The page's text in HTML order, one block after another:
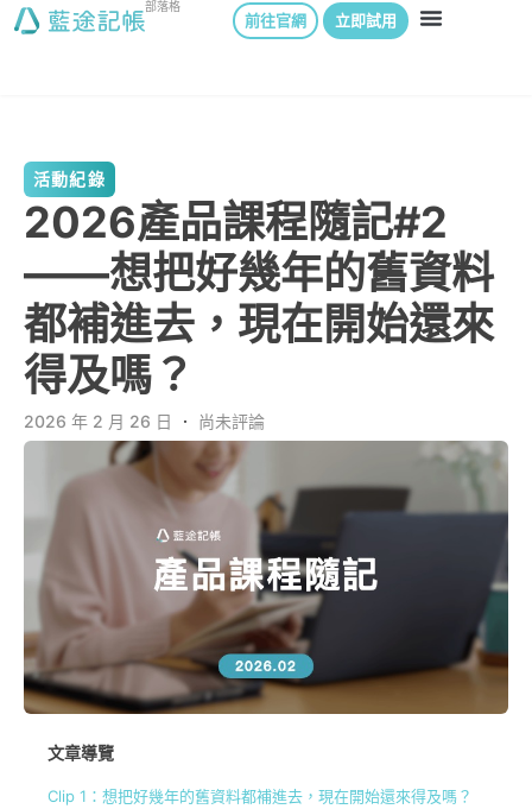
部落格
前往官網 立即試用
活動紀錄
2026產品課程隨記#2
——想把好幾年的舊資料
都補進去，現在開始還來
得及嗎？
2026 年 2 月 26 日 ． 尚未評論
文章導覽
Clip 1：想把好幾年的舊資料都補進去，現在開始還來得及嗎？